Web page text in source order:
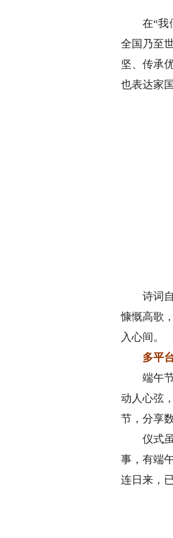
在“我们
全国乃至
坚、传承
也表达家
诗词自
慷慨高歌
入心间。
多平
端午节
动人心弦
节，分享
仪式虽
事，有端
连日来，